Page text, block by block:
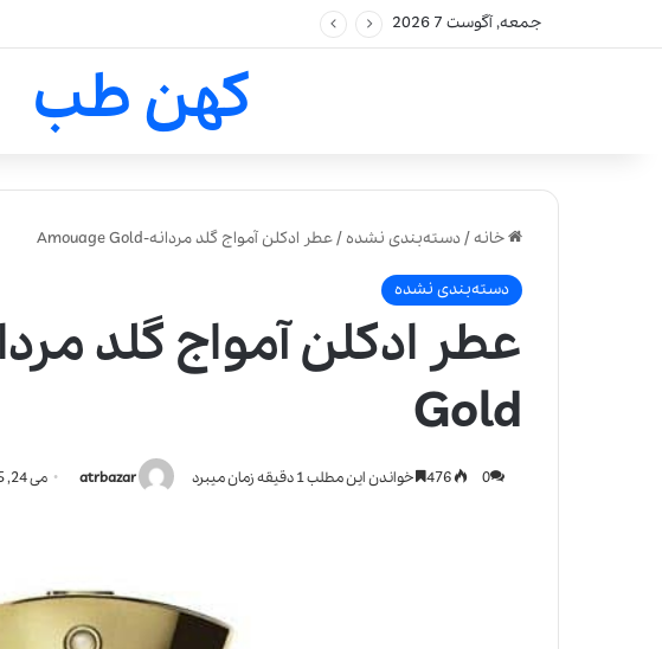
جمعه, آگوست 7 2026
کهن طب
خانه/دسته‌بندی نشده/عطر ادکلن آمواج گلد مردانه-Amouage Gold
دسته‌بندی نشده
Gold
atrbazar می 24, 2025 0 خواندن این مطلب 1 دقیقه زمان میبرد